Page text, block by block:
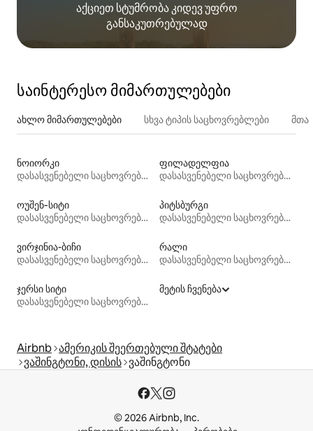
აქციეთ სტუმრობა კიდევ უფრო
განსაკუთრებულად
საინტერესო მიმართულებები
ახლო მიმართულებები სხვა ტიპის საცხოვრებლები
ნოიორკი
დასასვენებელი საცხოვრებლები
ფილადელფია
დასასვენებელი საცხოვრებლები
ოუშენ‑სიტი
დასასვენებელი საცხოვრებლები
პიტსბურგი
დასასვენებელი საცხოვრებლები
ვირჯინია-ბიჩი
დასასვენებელი საცხოვრებლები
რალი
დასასვენებელი საცხოვრებლები
ჯერსი სიტი
დასასვენებელი საცხოვრებლები
მეტის ჩვენება
Airbnb ამერიკის შეერთებული შტატები
ვაშინგტონი, დისის ვაშინგტონი
© 2026 Airbnb, Inc.